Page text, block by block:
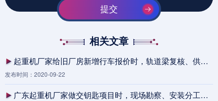
提交
相关文章
起重机厂家给旧厂房新增行车报价时，轨道梁复核、供电改造和停产窗口怎么一起算清
发布时间：2020-09-22
广东起重机厂家做交钥匙项目时，现场勘察、安装分工和培训移交为什么要写进报价边界